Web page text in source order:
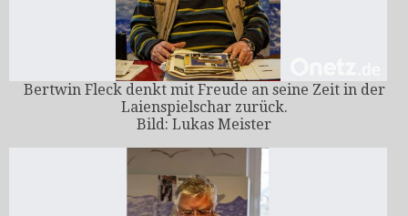
Bertwin Fleck denkt mit Freude an seine Zeit in der
Laienspielschar zurück.
Bild: Lukas Meister